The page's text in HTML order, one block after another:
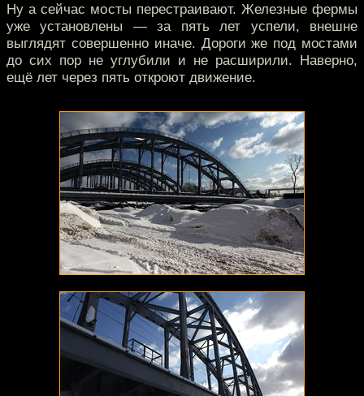
Ну а сейчас мосты перестраивают. Железные фермы
уже установлены — за пять лет успели, внешне
выглядят совершенно иначе. Дороги же под мостами
до сих пор не углубили и не расширили. Наверно,
ещё лет через пять откроют движение.